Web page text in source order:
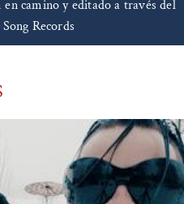
en camino y editado a través del
Records